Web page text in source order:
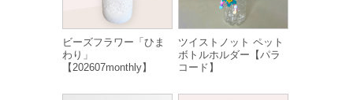
ビーズフラワー「ひま
わり」
【202607monthly】
ツイストノット ペット
ボトルホルダー【パラ
コード】